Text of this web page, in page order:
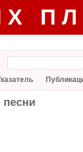
песни